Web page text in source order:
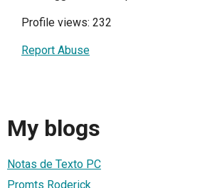
Profile views: 232
Report Abuse
My blogs
Notas de Texto PC
Promts Roderick